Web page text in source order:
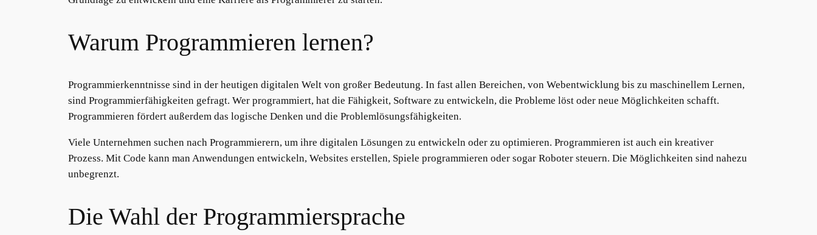
Warum Programmieren lernen?
Programmierkenntnisse sind in der heutigen digitalen Welt von großer Bedeutung. In fast allen Bereichen, von Webentwicklung bis zu maschinellem Lernen,
sind Programmierfähigkeiten gefragt. Wer programmiert, hat die Fähigkeit, Software zu entwickeln, die Probleme löst oder neue Möglichkeiten schafft.
Programmieren fördert außerdem das logische Denken und die Problemlösungsfähigkeiten.
Viele Unternehmen suchen nach Programmierern, um ihre digitalen Lösungen zu entwickeln oder zu optimieren. Programmieren ist auch ein kreativer
Prozess. Mit Code kann man Anwendungen entwickeln, Websites erstellen, Spiele programmieren oder sogar Roboter steuern. Die Möglichkeiten sind nahezu
unbegrenzt.
Die Wahl der Programmiersprache